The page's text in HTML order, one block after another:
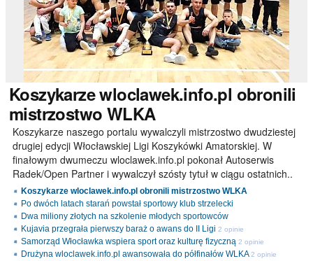
Koszykarzewloclawek.info.pl obronili
mistrzostwo WLKA
Koszykarze naszego portalu wywalczyli mistrzostwo dwudziestej
drugiej edycji Włocławskiej Ligi Koszykówki Amatorskiej. W
finałowym dwumeczu wloclawek.info.pl pokonał Autoserwis
Radek/Open Partner i wywalczył szósty tytuł w ciągu ostatnich..
Koszykarze wloclawek.info.pl obronili mistrzostwo WLKA
Po dwóch latach starań powstał sportowy klub strzelecki
Dwa miliony złotych na szkolenie młodych sportowców
Kujavia przegrała pierwszy baraż o awans do II Ligi 2 opinie
Samorząd Włocławka wspiera sport oraz kulturę fizyczną 2 opinie
Drużyna wloclawek.info.pl awansowała do półfinałów WLKA 2 opinie